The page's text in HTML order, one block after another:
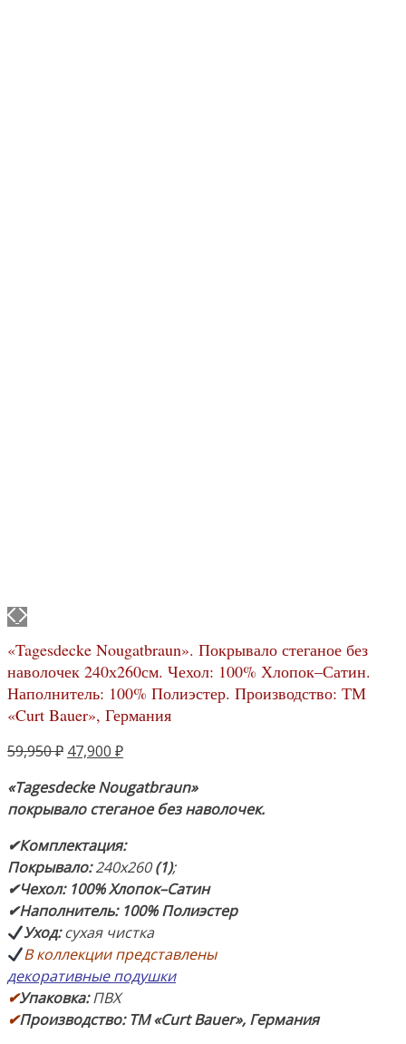
«Tagesdecke Nougatbraun». Покрывало стеганое без
наволочек 240х260см. Чехол: 100% Хлопок–Сатин.
Наполнитель: 100% Полиэстер. Производство: ТМ
«Curt Bauer», Германия
59,950₽ Первоначальная
составляла
59,950 ₽.
47,900 ₽Текущая
47,900 ₽.
«Tagesdecke Nougatbraun»
покрывало стеганоебез наволочек.
✔Комплектация:
Покрывало:240х260(1);
✔Чехол: 100% Хлопок–Сатин
✔Наполнитель: 100% Полиэстер
Уход:сухая чистка
В коллекции представлены
декоративные подушки
✔Упаковка:ПВХ
✔Производство: ТМ «Curt Bauer», Германия